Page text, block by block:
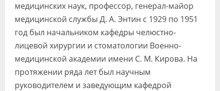
медицинских наук, профессор, генерал-майор
медицинской службы Д. А. Энтин с 1929 по 1951
год был начальником кафедры челюстно-
лицевой хирургии и стоматологии Военно-
медицинской академии имени С. М. Кирова. На
протяжении ряда лет был научным
руководителем и заведующим кафедрой